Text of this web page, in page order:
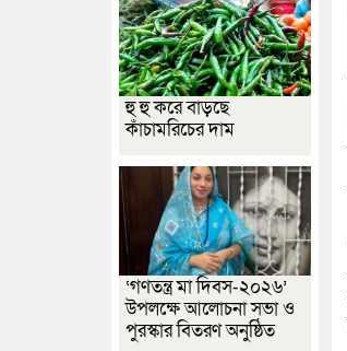
হু হু করে বাড়ছে
কাঁচামরিচের দাম
‘গণতন্ত্র মা দিবস-২০২৬’
উপলক্ষে আলোচনা সভা ও
পুরস্কার বিতরণ অনুষ্ঠিত